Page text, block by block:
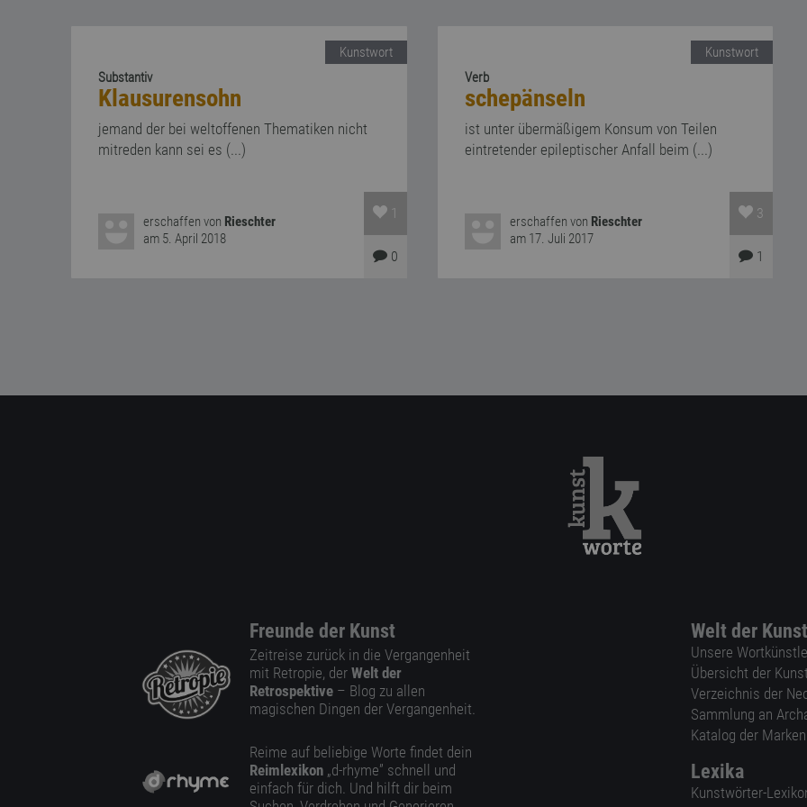
Kunstwort
Substantiv
Klausurensohn
jemand der bei weltoffenen Thematiken nicht
mitreden kann sei es (...)
erschaffen von Rieschter
am 5. April 2018
1
0
Kunstwort
Verb
schepänseln
ist unter übermäßigem Konsum von Teilen
eintretender epileptischer Anfall beim (...)
erschaffen von Rieschter
am 17. Juli 2017
3
1
Freunde der Kunst
Zeitreise zurück in die Vergangenheit
mit Retropie, der Welt der
Retrospektive – Blog zu allen
magischen Dingen der Vergangenheit.
Reime auf beliebige Worte findet dein
Reimlexikon „d-rhyme” schnell und
einfach für dich. Und hilft dir beim
Welt der
Unsere
Übersicht der
Verzeichnis der
Sammlung an
Katalog der
Lexika
Kunstwörter-